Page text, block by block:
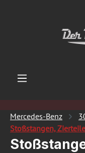
Mercedes-Benz
Stoßstangen, Zierteile